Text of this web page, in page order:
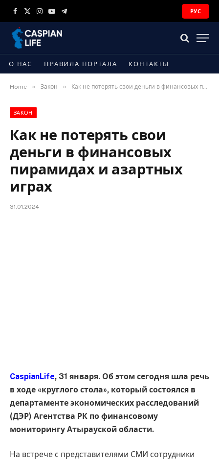
Facebook
X
Instagram
YouTubeTelegram
РУС
О НАС ПРАВИЛА ПОРТАЛА КОНТАКТЫ
Home » Закон » Как не потерять свои деньги в финансовых пирамидах и азартных играх
ЗАКОН
Как не потерять свои
деньги в финансовых
пирамидах и азартных
играх
31.01.2024
CaspianLife, 31 января. Об этом сегодня шла речь
в ходе «круглого стола», который состоялся в
департаменте экономических расследований
(ДЭР) Агентства РК по финансовому
мониторингу Атырауской области.
На встрече с представителями СМИ сотрудники